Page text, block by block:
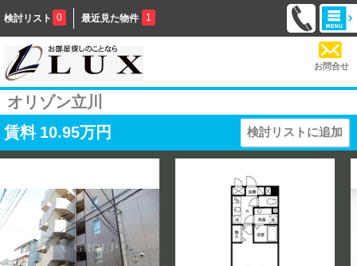
検討リスト 0 最近見た物件 1
お問合せ
オリゾン立川
賃料 10.95万円 検討リストに追加